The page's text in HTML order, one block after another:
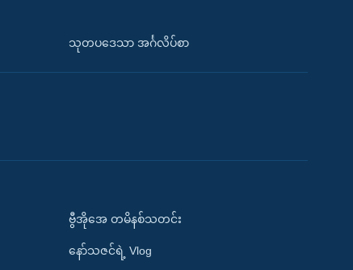
သုတပဒေသာ အင်္ဂလိပ်စာ
ဗွီအိုအေ တမိနစ်သတင်း
နော်သဇင်ရဲ့ Vlog